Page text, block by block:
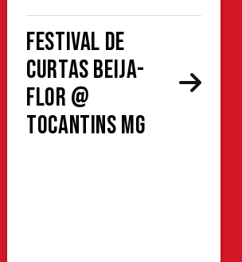
Festival de
Curtas Beija-
Flor @
Tocantins MG